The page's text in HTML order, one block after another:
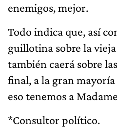
enemigos, mejor.
Todo indica que, así
guillotina sobre la
también caerá sobre
final, a la gran
eso tenemos a
*Consultor político.